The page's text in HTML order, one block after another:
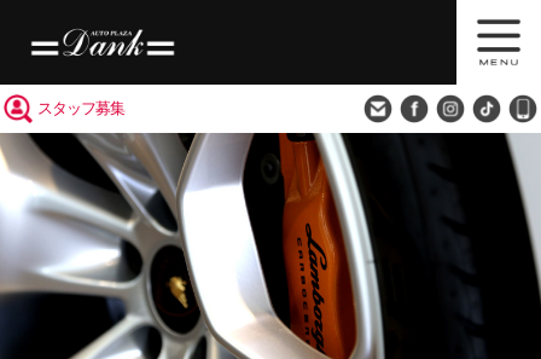
スタッフ募集